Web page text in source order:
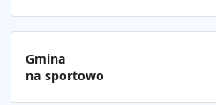
Gmina
na sportowo